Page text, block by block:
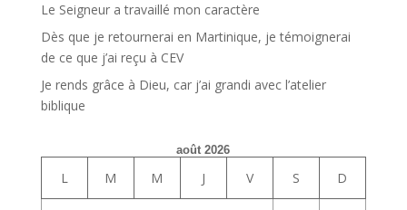
Le Seigneur a travaillé mon caractère
Dès que je retournerai en Martinique, je témoignerai
de ce que j’ai reçu à CEV
Je rends grâce à Dieu, car j’ai grandi avec l’atelier
biblique
août 2026
L M M J V S D